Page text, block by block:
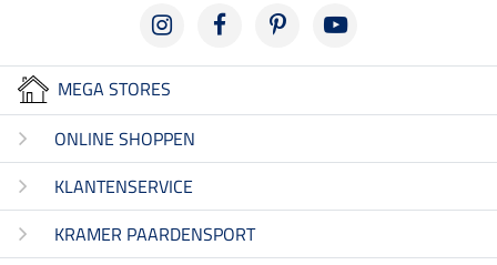
MEGA STORES
ONLINE SHOPPEN
KLANTENSERVICE
KRAMER PAARDENSPORT